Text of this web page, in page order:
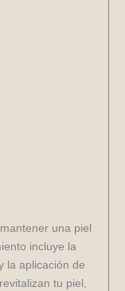
una piel
incluye la
la aplicación de
tu piel,